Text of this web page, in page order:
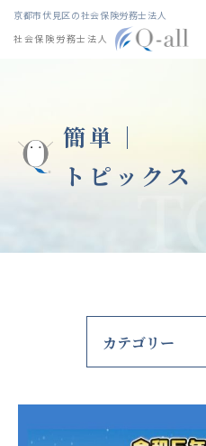
京都市伏見区の社会保険労務士法人
社会保険労務士法人
簡単｜
トピックス